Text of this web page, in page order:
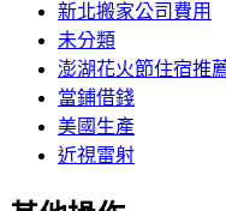
新北搬家公司費用
未分類
澎湖花火節住宿推
當鋪借錢
美國生產
近視雷射